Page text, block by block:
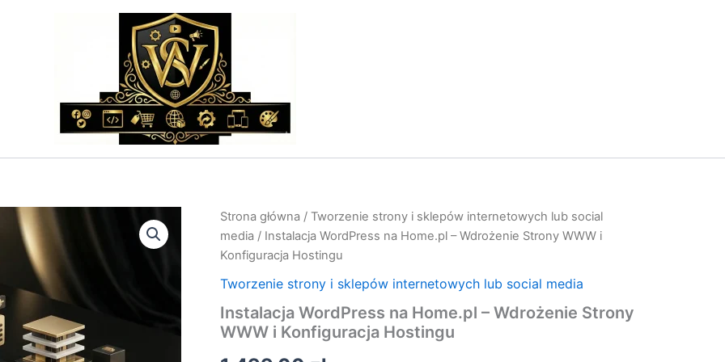
Strona główna / Tworzenie strony i sklepów internetowych lub social
media / Instalacja WordPress na Home.pl – Wdrożenie Strony WWW i
Konfiguracja Hostingu
Tworzenie strony i sklepów internetowych lub social media
Instalacja WordPress na Home.pl – Wdrożenie Strony
WWW i Konfiguracja Hostingu
ilość
Instalacja
WordPress
na
Home.pl
Wdrożenie
Strony
i